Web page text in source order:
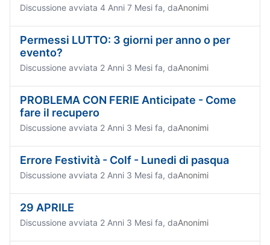
Discussione avviata 4 Anni 7 Mesi fa, daAnonimi
Permessi LUTTO: 3 giorni per anno o per
evento?
Discussione avviata 2 Anni 3 Mesi fa, daAnonimi
PROBLEMA CON FERIE Anticipate - Come
fare il recupero
Discussione avviata 2 Anni 3 Mesi fa, daAnonimi
Errore Festività - Colf - Lunedi di pasqua
Discussione avviata 2 Anni 3 Mesi fa, daAnonimi
29 APRILE
Discussione avviata 2 Anni 3 Mesi fa, daAnonimi